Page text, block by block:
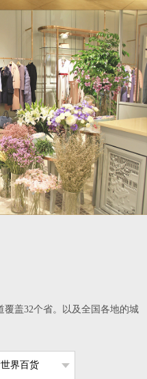
覆盖32个省。以及全国各地的城
界百货